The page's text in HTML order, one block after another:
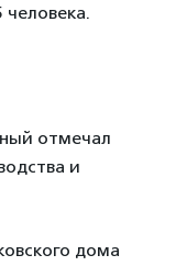
отмечал
и
дома